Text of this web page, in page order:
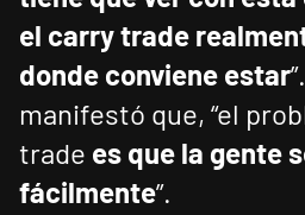
el carry trade
donde conviene estar
manifestó que, “el
trade es que la gente
fácilmente”.